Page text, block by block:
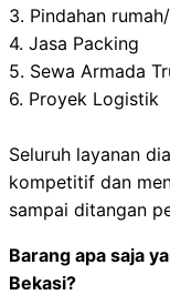
3. Pindahan
4. Jasa Packing
5. Sewa Armada
6. Proyek Logistik
Seluruh layanan
kompetitif dan
sampai ditangan
Barang apa saja
Bekasi?